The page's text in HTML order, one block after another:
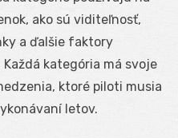
ako sú viditeľnosť,
a ďalšie faktory
kategória má svoje
ktoré piloti musia
letov.